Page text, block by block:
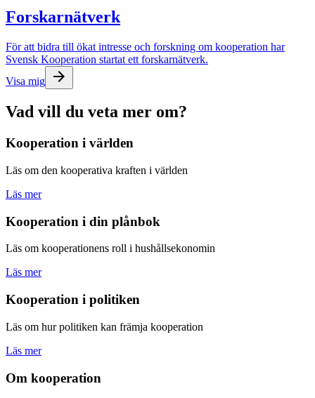
Forskarnätverk
För att bidra till ökat intresse och forskning om kooperation har
Svensk Kooperation startat ett forskarnätverk.
Visa mig
arrow_forward
Vad vill du veta mer om?
Kooperation i världen
Läs om den kooperativa kraften i världen
Läs mer
Kooperation i din plånbok
Läs om kooperationens roll i hushållsekonomin
Läs mer
Kooperation i politiken
Läs om hur politiken kan främja kooperation
Läs mer
Om kooperation